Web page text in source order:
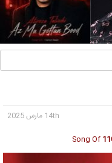
14th مارس 2025
Song Of